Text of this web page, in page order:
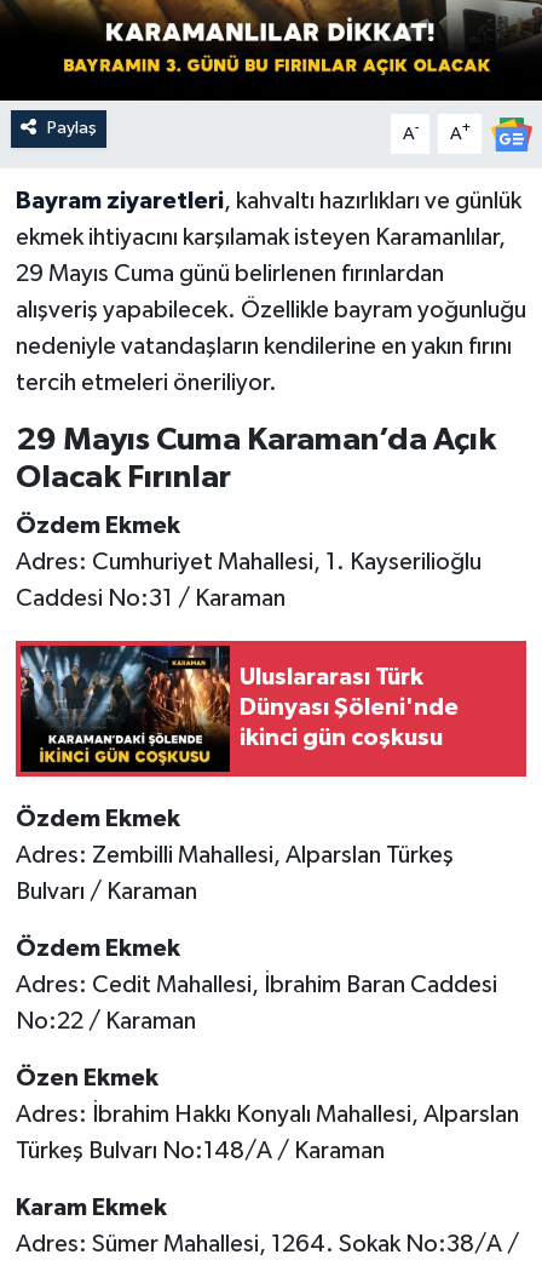
Paylaş A- A+
Bayram ziyaretleri, kahvaltı hazırlıkları ve günlük
ekmek ihtiyacını karşılamak isteyen Karamanlılar,
29 Mayıs Cuma günü belirlenen fırınlardan
alışveriş yapabilecek. Özellikle bayram yoğunluğu
nedeniyle vatandaşların kendilerine en yakın fırını
tercih etmeleri öneriliyor.
29 Mayıs Cuma Karaman’da Açık
Olacak Fırınlar
Özdem Ekmek
Adres: Cumhuriyet Mahallesi, 1. Kayserilioğlu
Caddesi No:31 / Karaman
Uluslararası Türk
Dünyası Şöleni'nde
ikinci gün coşkusu
Özdem Ekmek
Adres: Zembilli Mahallesi, Alparslan Türkeş
Bulvarı / Karaman
Özdem Ekmek
Adres: Cedit Mahallesi, İbrahim Baran Caddesi
No:22 / Karaman
Özen Ekmek
Adres: İbrahim Hakkı Konyalı Mahallesi, Alparslan
Türkeş Bulvarı No:148/A / Karaman
Karam Ekmek
Adres: Sümer Mahallesi, 1264. Sokak No:38/A /